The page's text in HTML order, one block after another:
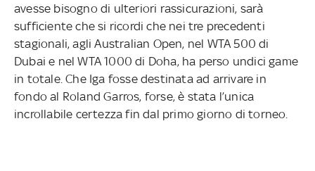
avesse bisogno di ulteriori rassicurazioni, sarà
sufficiente che si ricordi che nei tre precedenti
stagionali, agli Australian Open, nel WTA 500 di
Dubai e nel WTA 1000 di Doha, ha perso undici game
in totale. Che Iga fosse destinata ad arrivare in
fondo al Roland Garros, forse, è stata l’unica
incrollabile certezza fin dal primo giorno di torneo.